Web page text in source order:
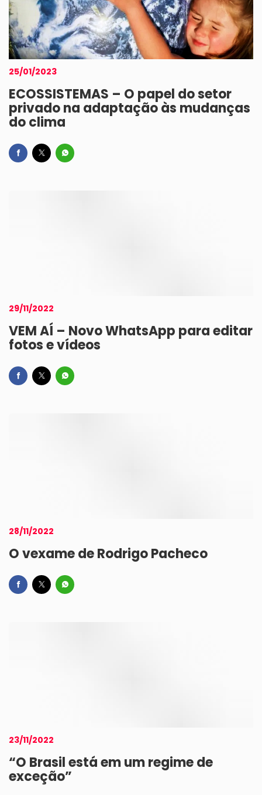
25/01/2023
ECOSSISTEMAS – O papel do setor
privado na adaptação às mudanças
do clima
29/11/2022
VEM AÍ – Novo WhatsApp para editar
fotos e vídeos
28/11/2022
O vexame de Rodrigo Pacheco
23/11/2022
“O Brasil está em um regime de
exceção”